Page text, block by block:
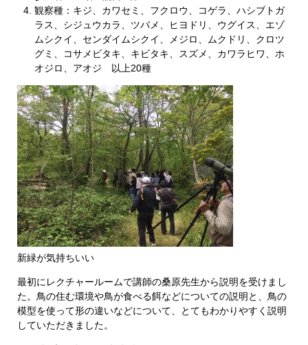
観察種：キジ、カワセミ、フクロウ、コゲラ、ハシブトガ
ラス、シジュウカラ、ツバメ、ヒヨドリ、ウグイス、エゾ
ムシクイ、センダイムシクイ、メジロ、ムクドリ、クロツ
グミ、コサメビタキ、キビタキ、スズメ、カワラヒワ、ホ
オジロ、アオジ 以上20種
新緑が気持ちいい
最初にレクチャールームで講師の桑原先生から説明を受けまし
た。鳥の住む環境や鳥が食べる餌などについての説明と、鳥の
模型を使って形の違いなどについて、とてもわかりやすく説明
していただきました。